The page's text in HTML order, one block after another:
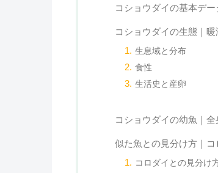
コショウダイの基本デ
コショウダイの生態｜
生息域と分布
食性
生活史と産卵
コショウダイの幼魚｜
似た魚との見分け方｜
コロダイとの見分け